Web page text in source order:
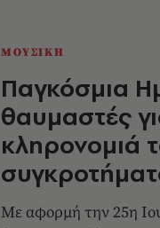
ΜΟΥΣΙΚΗ
Παγκόσμια
θαυμαστές
κληρονομιά
Με αφορμή την 25η